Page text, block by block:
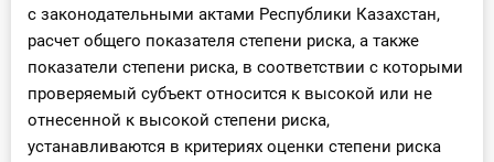
с законодательными актами Республики Казахстан,
расчет общего показателя степени риска, а также
показатели степени риска, в соответствии с которыми
проверяемый субъект относится к высокой или не
отнесенной к высокой степени риска,
устанавливаются в критериях оценки степени риска